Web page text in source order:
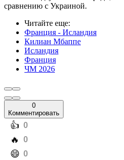
сравнению с Украиной.
Читайте еще:
Франция - Исландия
Килиан Мбаппе
Исландия
Франция
ЧМ 2026
0
Комментировать
️👍 0
️🔥 0
️😄 0